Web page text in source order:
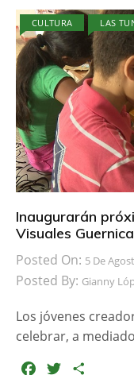
c
e
b
o
o
k
i
t
t
e
r
m
p
a
r
t
i
r
CULTURA LAS
Inaugurarán
Visuales
Posted On: 5 De
Posted By: Gianny
Los jóvenes
celebrar, a